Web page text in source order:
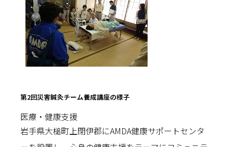
第2回災害鍼灸チーム養成講座の様子
医療・健康支援
岩手県大槌町上閉伊郡にAMDA健康サポートセンタ